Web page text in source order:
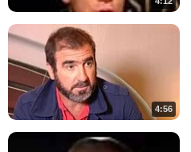
4:56